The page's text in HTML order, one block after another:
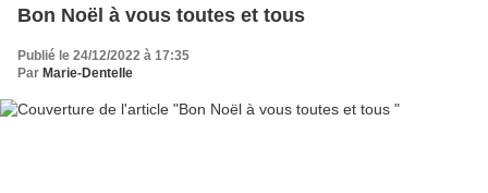
Bon Noël à vous toutes et tous
Publié le 24/12/2022 à 17:35
Par Marie-Dentelle